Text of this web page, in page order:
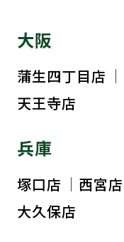
大阪
蒲生四丁目店
天王寺店
兵庫
塚口店 西宮店
大久保店